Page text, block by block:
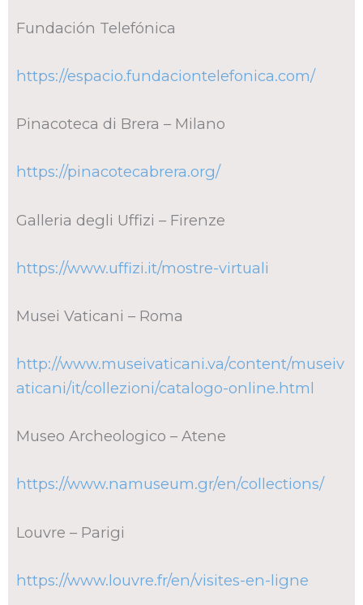
Fundación Telefónica
https://espacio.fundaciontelefonica.com/
Pinacoteca di Brera – Milano
https://pinacotecabrera.org/
Galleria degli Uffizi – Firenze
https://www.uffizi.it/mostre-virtuali
Musei Vaticani – Roma
http://www.museivaticani.va/content/museiv
aticani/it/collezioni/catalogo-online.html
Museo Archeologico – Atene
https://www.namuseum.gr/en/collections/
Louvre – Parigi
https://www.louvre.fr/en/visites-en-ligne